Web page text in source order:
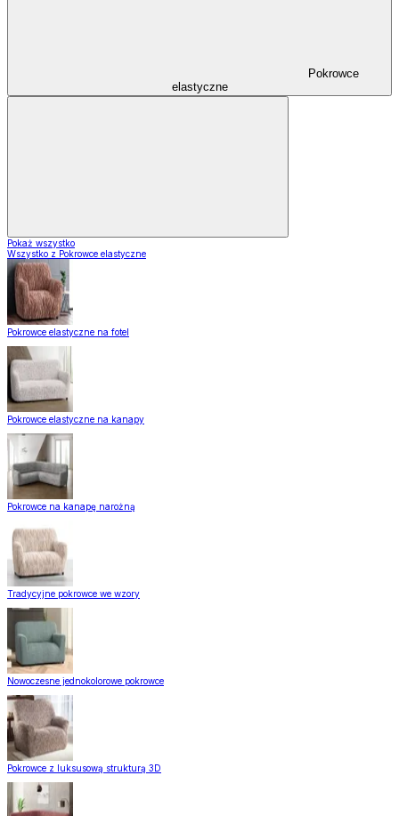
Pokrowce
elastyczne
Pokaż wszystko
Wszystko z Pokrowce elastyczne
Pokrowce elastyczne na fotel
Pokrowce elastyczne na kanapy
Pokrowce na kanapę narożną
Tradycyjne pokrowce we wzory
Nowoczesne jednokolorowe pokrowce
Pokrowce z luksusową strukturą 3D